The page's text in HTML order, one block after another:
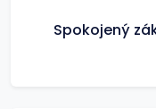
Spokojený